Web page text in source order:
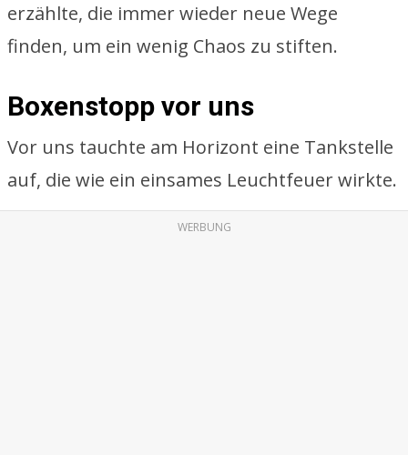
erzählte, die immer wieder neue Wege
finden, um ein wenig Chaos zu stiften.
Boxenstopp vor uns
Vor uns tauchte am Horizont eine Tankstelle
auf, die wie ein einsames Leuchtfeuer wirkte.
WERBUNG